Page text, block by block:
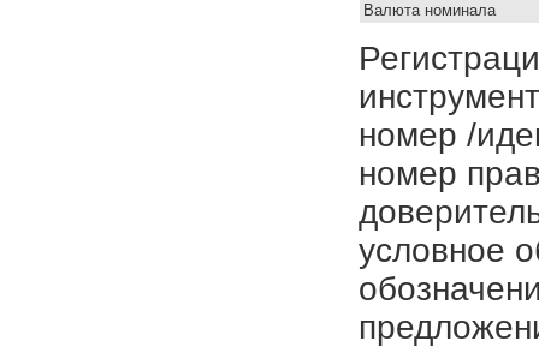
Валюта номинала
номер /
номер
условное